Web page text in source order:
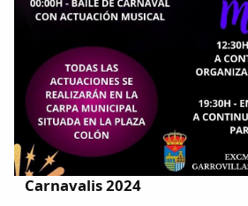
Carnavalis 2024